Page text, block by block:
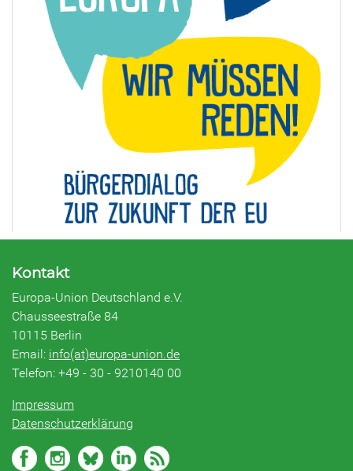
Kontakt
Europa-Union Deutschland e.V.
Chausseestraße 84
10115 Berlin
Email: info(at)europa-union.de
Telefon: +49 - 30 - 9210140 00
Impressum
Datenschutzerklärung